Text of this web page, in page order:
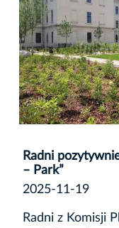
Radni
– Park”
2025-11-19
Radni z Komisji